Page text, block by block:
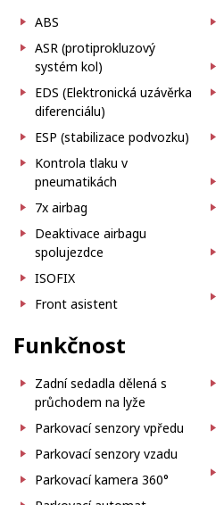
ABS
ASR (protiprokluzový
systém kol)
EDS (Elektronická uzávěrka
diferenciálu)
ESP (stabilizace podvozku)
Kontrola tlaku v
pneumatikách
7x airbag
Deaktivace airbagu
spolujezdce
ISOFIX
Front asistent
Funkčnost
Zadní sedadla dělená s
průchodem na lyže
Parkovací senzory vpředu
Parkovací senzory vzadu
Parkovací kamera 360°